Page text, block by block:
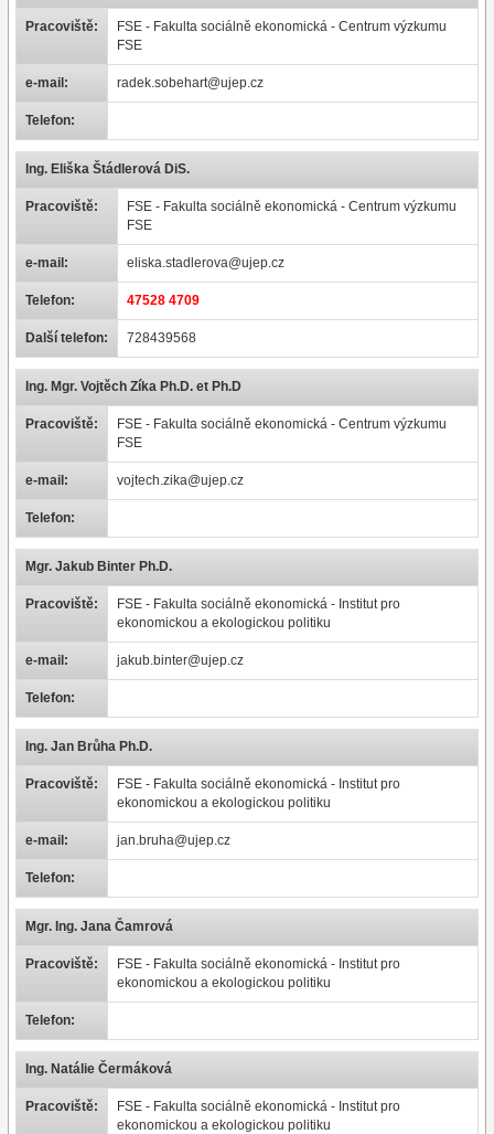
Pracoviště:
FSE - Fakulta sociálně ekonomická - Centrum výzkumu
FSE
e-mail: radek.sobehart@ujep.cz
Telefon:
Ing. Eliška Štádlerová DiS.
Pracoviště:
FSE - Fakulta sociálně ekonomická - Centrum výzkumu
FSE
e-mail: eliska.stadlerova@ujep.cz
Telefon: 47528 4709
Další telefon: 728439568
Ing. Mgr. Vojtěch Zíka Ph.D. et Ph.D
Pracoviště:
FSE - Fakulta sociálně ekonomická - Centrum výzkumu
FSE
e-mail: vojtech.zika@ujep.cz
Telefon:
Mgr. Jakub Binter Ph.D.
Pracoviště:
FSE - Fakulta sociálně ekonomická - Institut pro
ekonomickou a ekologickou politiku
e-mail: jakub.binter@ujep.cz
Telefon:
Ing. Jan Brůha Ph.D.
Pracoviště:
FSE - Fakulta sociálně ekonomická - Institut pro
ekonomickou a ekologickou politiku
e-mail: jan.bruha@ujep.cz
Telefon:
Mgr. Ing. Jana Čamrová
Pracoviště:
FSE - Fakulta sociálně ekonomická - Institut pro
ekonomickou a ekologickou politiku
Telefon:
Ing. Natálie Čermáková
Pracoviště:
FSE - Fakulta sociálně ekonomická - Institut pro
ekonomickou a ekologickou politiku